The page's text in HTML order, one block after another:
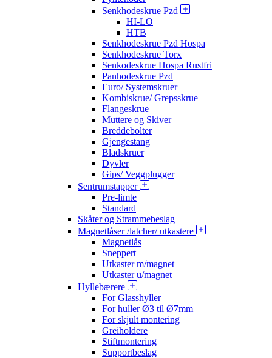
Senkhodeskrue Pzd
HI-LO
HTB
Senkhodeskrue Pzd Hospa
Senkhodeskrue Torx
Senkodeskrue Hospa Rustfri
Panhodeskrue Pzd
Euro/ Systemskruer
Kombiskrue/ Grepsskrue
Flangeskrue
Muttere og Skiver
Breddebolter
Gjengestang
Bladskruer
Dyvler
Gips/ Veggplugger
Sentrumstapper
Pre-limte
Standard
Skåter og Strammebeslag
Magnetlåser /latcher/ utkastere
Magnetlås
Sneppert
Utkaster m/magnet
Utkaster u/magnet
Hyllebærere
For Glasshyller
For huller Ø3 til Ø7mm
For skjult montering
Greiholdere
Stiftmontering
Supportbeslag